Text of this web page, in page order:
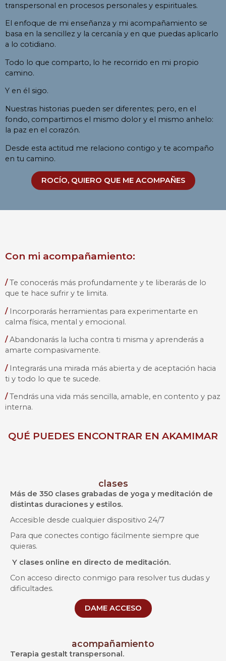
transpersonal en procesos personales y espirituales.
El enfoque de mi enseñanza y mi acompañamiento se
basa en la sencillez y la cercanía y en que puedas aplicarlo
a lo cotidiano.
Todo lo que comparto, lo he recorrido en mi propio
camino.
Y en él sigo.
Nuestras historias pueden ser diferentes; pero, en el
fondo, compartimos el mismo dolor y el mismo anhelo:
la paz en el corazón.
Desde esta actitud me relaciono contigo y te acompaño
en tu camino.
ROCÍO, QUIERO QUE ME ACOMPAÑES
Con mi acompañamiento:
/Te conocerás más profundamente y te liberarás de lo
que te hace sufrir y te limita.
/Incorporarás herramientas para experimentarte en
calma física, mental y emocional.
/ Abandonarás la lucha contra ti misma y aprenderás a
amarte compasivamente.
/Integrarás una mirada más abierta y de aceptación hacia
ti y todo lo que te sucede.
/Tendrás una vida más sencilla, amable, en contento y paz
interna.
QUÉ PUEDES ENCONTRAR EN AKAMIMAR
clases
Más de 350 clases grabadas de yoga y meditación de
distintas duraciones y estilos.
Accesible desde cualquier dispositivo 24/7
Para que conectes contigo fácilmente siempre que
quieras.
Y clases online en directo de meditación.
Con acceso directo conmigo para resolver tus dudas y
dificultades.
DAME ACCESO
acompañamiento
Terapia gestalt transpersonal.